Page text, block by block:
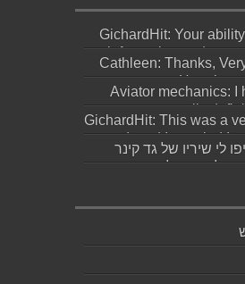
GichardHit: Your
information and
Cathleen: Thanks,
Here is
Aviator mechanics: I
personally
GichardHit: This was a
read, and I am glad I
לי שיריו של גד קינר
לקחת חלק בערב